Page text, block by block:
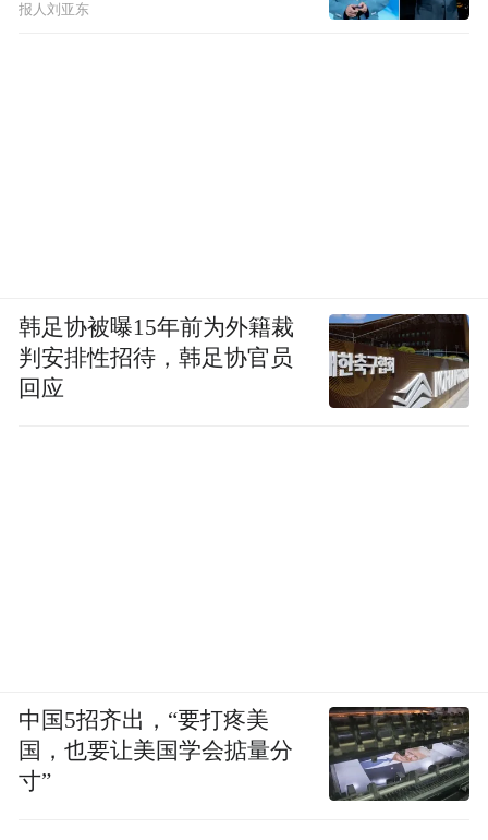
报人刘亚东
韩足协被曝15年前为外籍裁
判安排性招待，韩足协官员
回应
中国5招齐出，“要打疼美
国，也要让美国学会掂量分
寸”